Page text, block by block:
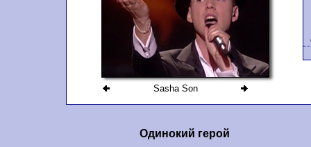
Sasha Son
Одинокий герой